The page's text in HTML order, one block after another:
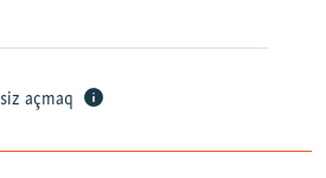
açmaq